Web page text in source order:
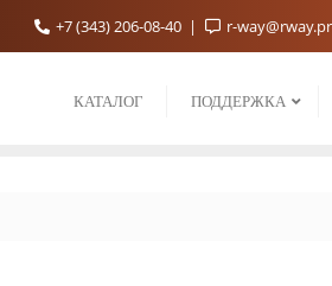
+7 (343) 206-08-40 r-
КАТАЛОГ ПОДДЕРЖКА